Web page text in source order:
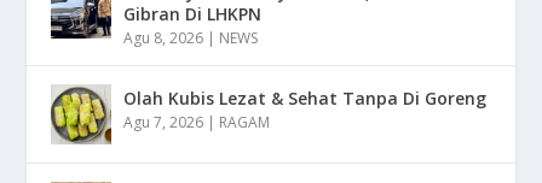
Gibran Di LHKPN
Agu 8, 2026 NEWS
Olah Kubis Lezat & Sehat Tanpa Di Goreng
Agu 7, 2026 RAGAM